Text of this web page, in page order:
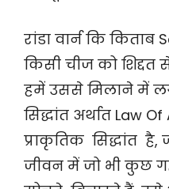
रांडा वार्न कि
किसी चीज को शिद्दत
हमें उससे मिलाने में
सिद्धांत अर्थात Law
प्राकृतिक सिद्धांत
जीवन में जो भी कुछ